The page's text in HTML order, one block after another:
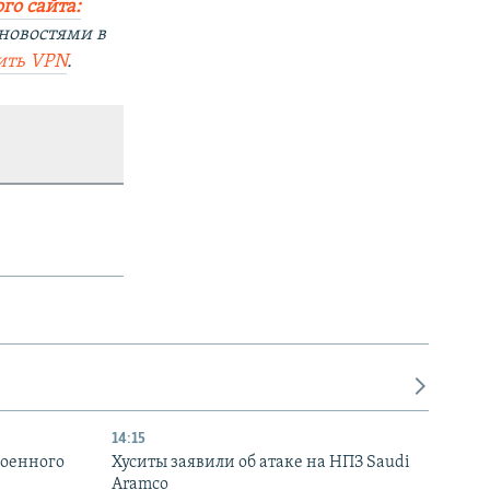
сайта:
в
VPN.
14:15
Хуситы заявили об атаке на НПЗ Saudi
Aramco